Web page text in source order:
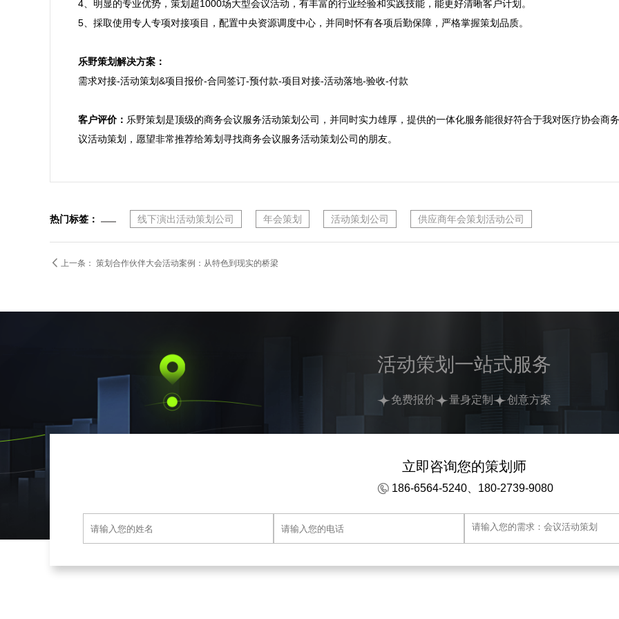
4、明显的专业优势，策划超1000场大型会议活动，有丰富的行业经验和实践技能，能更好清晰客户计划。
5、採取使用专人专项对接项目，配置中央资源调度中心，并同时怀有各项后勤保障，严格掌握策划品质。
乐野策划解决方案：
需求对接-活动策划&项目报价-合同签订-预付款-项目对接-活动落地-验收-付款
客户评价： 乐野策划是顶级的商务会议服务活动策划公司，并同时实力雄厚，提供的一体化服务能很好符合于我对医疗协会商
议活动策划，愿望非常推荐给筹划寻找商务会议服务活动策划公司的朋友。
热门标签： 线下演出活动策划公司 年会策划 活动策划公司 供应商年会策划活动公司
 上一条： 策划合作伙伴大会活动案例：从特色到现实的桥梁
活动策划一站式服务
免费报价 量身定制 创意方案
立即咨询您的策划师
186-6564-5240、180-2739-9080